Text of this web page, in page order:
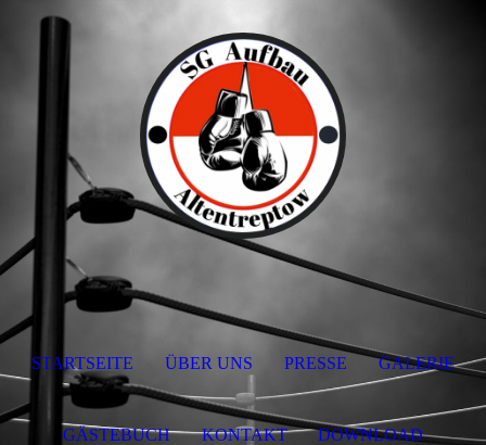
STARTSEITE ÜBER UNS PRESSE GALERIE
GÄSTEBUCH KONTAKT DOWNLOAD